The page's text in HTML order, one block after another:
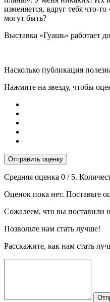
изменяется, вдруг тебя что-
могут быть?
Выставка «Гуашь» работает
Насколько публикация
Нажмите на звезду, чтобы
Отправить оценку
Средняя оценка 0 / 5.
Оценок пока нет. Поставьте
Сожалеем, что вы поставили
Позвольте нам стать лучше!
Расскажите, как нам стать